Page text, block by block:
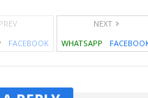
PREV
FACEBOOK
NEXT
WHATSAPP